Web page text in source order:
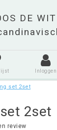
Inloggen
set 2set
2set
review